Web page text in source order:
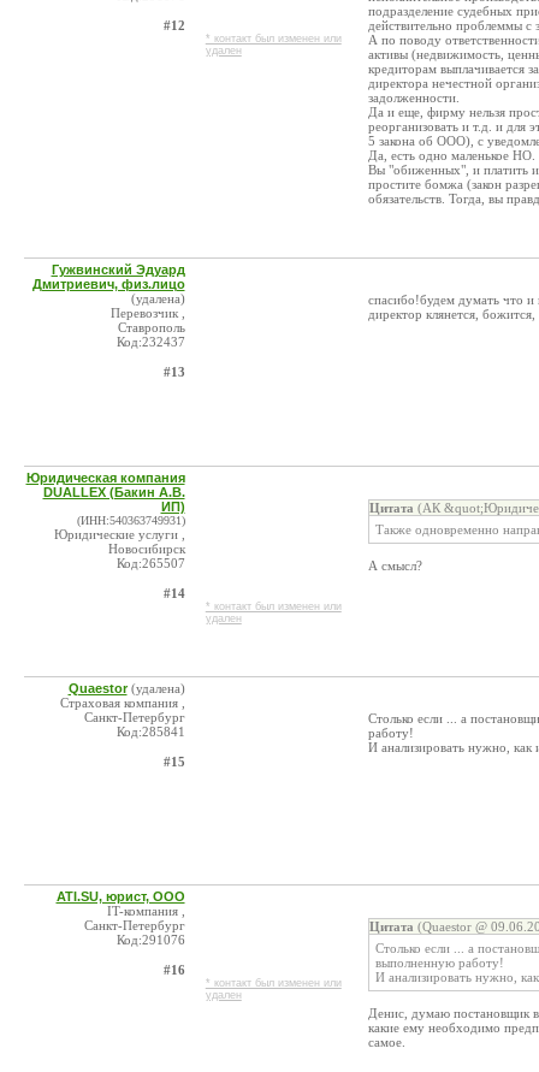
#12
* контакт был изменен или
удален
подразделение судебных
действительно проблеммы с
А по поводу
активы (недвижимость,
кредиторам выплачивается
директора нечестной
задолженности.
Да и еще, фирму нельзя
реорганизовать и т.д. и для
5 закона об ООО), с
Да, есть одно маленькое НО.
Вы "обиженных", и платить
простите бомжа (закон
обязательств. Тогда, вы
Гужвинский Эдуард
Дмитриевич, физ.лицо
(удалена)
Перевозчик ,
Ставрополь
Код:232437
#13
спасибо!будем думать что
директор клянется,
Юридическая компания
DUALLEX (Бакин А.В.
ИП)
(ИНН:540363749931)
Юридические услуги ,
Новосибирск
Код:265507
#14
* контакт был изменен или
удален
Цитата (АК
Также одновременно
А смысл?
Quaestor (удалена)
Страховая компания ,
Санкт-Петербург
Код:285841
#15
Столько если ... а
работу!
И анализировать нужно, как
ATI.SU, юрист, ООО
IT-компания ,
Санкт-Петербург
Код:291076
#16
* контакт был изменен или
удален
Цитата (Quaestor @
Столько если ... а
выполненную работу!
И анализировать нужно,
Денис, думаю постановщик
какие ему необходимо
самое.